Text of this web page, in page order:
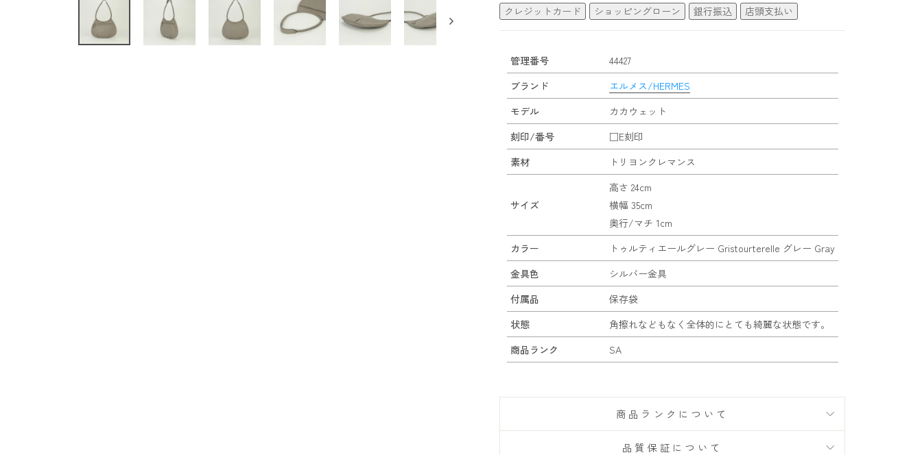
クレジットカード
ショッピングローン 銀行振込 店頭支払い
管理番号
44427
ブランド
エルメス/HERMES
モデル
カカウェット
刻印/番号
□E刻印
素材
トリヨンクレマンス
サイズ
高さ 24cm
横幅 35cm
奥行/マチ 1cm
カラー
トゥルティエールグレー Gristourterelle グレー Gray
金具色
シルバー金具
付属品
保存袋
状態
角擦れなどもなく全体的にとても綺麗な状態です。
商品ランク
SA
商品ランクについて
品質保証について